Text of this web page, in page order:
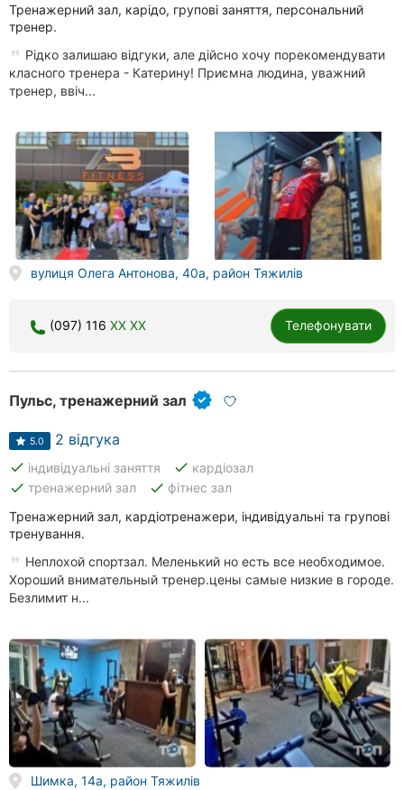
Тренажерний зал, карідо, групові заняття, персональний
тренер.
Рідко залишаю відгуки, але дійсно хочу порекомендувати
класного тренера - Катерину! Приємна людина, уважний
тренер, ввіч...
вулиця Олега Антонова, 40а, район Тяжилів
(097) 116 XX XX Телефонувати
Пульс, тренажерний зал
5.0 2 відгука
done індивідуальні заняття done кардіозал
done тренажерний зал done фітнес зал
Тренажерний зал, кардіотренажери, індивідуальні та групові
тренування.
Неплохой спортзал. Меленький но есть все необходимое.
Хороший внимательный тренер.цены самые низкие в городе.
Безлимит н...
Шимка, 14а, район Тяжилів